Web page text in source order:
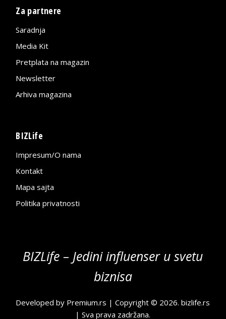
Za partnere
Saradnja
Media Kit
Pretplata na magazin
Newsletter
Arhiva magazina
BIZLife
Impresum/O nama
Kontakt
Mapa sajta
Politika privatnosti
BIZLife – Jedini influenser u svetu
biznisa
Developed by Premium.rs | Copyright © 2026.bizlife.rs
| Sva prava zadržana.